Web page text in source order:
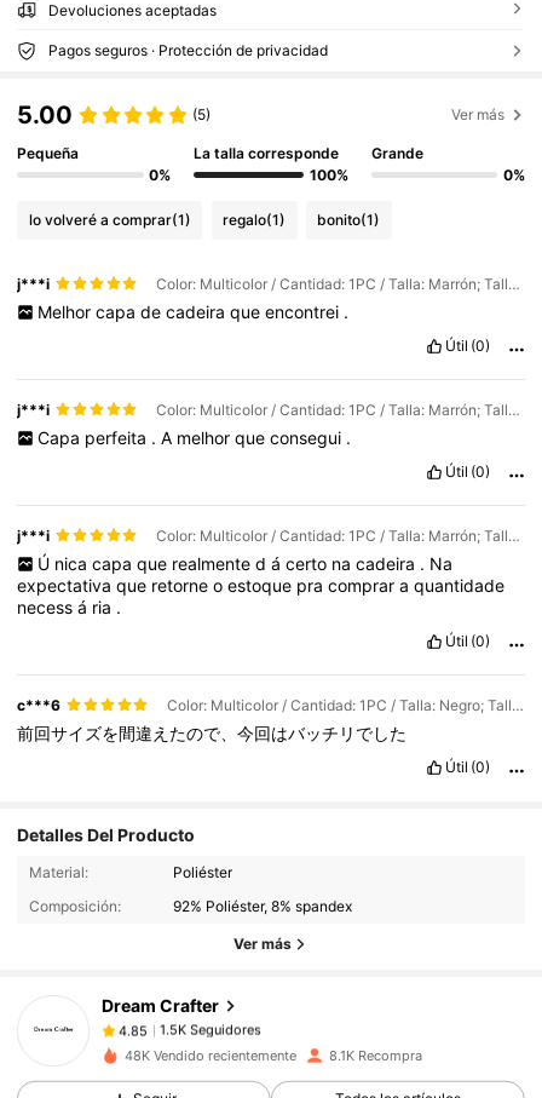
Devoluciones aceptadas
Pagos seguros · Protección de privacidad
5.00 (5) Ver más
Pequeña
0%
La talla corresponde
100%
Grande
0%
lo volveré a comprar(1) regalo(1) bonito(1)
j***i Color: Multicolor / Cantidad: 1PC / Talla: Marrón; Talla L
Melhor capa de cadeira que encontrei .
Útil (0)
j***i Color: Multicolor / Cantidad: 1PC / Talla: Marrón; Talla L
Capa perfeita . A melhor que consegui .
Útil (0)
j***i Color: Multicolor / Cantidad: 1PC / Talla: Marrón; Talla L
Ú nica capa que realmente d á certo na cadeira . Na
expectativaque retorneoestoque pracompraraquantidade
necessá ria .
Útil (0)
c***6 Color: Multicolor / Cantidad: 1PC / Talla: Negro; Talla S
前回サイズを間違えたので、今回はバッチリでした
Útil (0)
Detalles Del Producto
Material:
Poliéster
Composición:
92% Poliéster, 8% spandex
Ver más
Dream Crafter
1.5K Seguidores
4.85
1.5K Seguidores
c***yseguidoHace 1 día
4.85
1.5K Seguidores
4.85 1.5K Seguidores
48K Vendido recientemente 8.1K Recompra